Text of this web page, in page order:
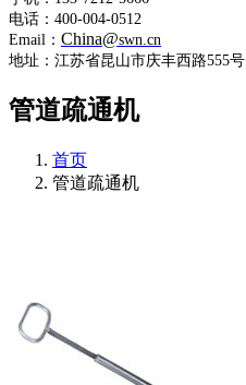
电话：400-004-0512
Email： China@swn.cn
地址：江苏省昆山市庆丰西路555号
管道疏通机
首页
管道疏通机